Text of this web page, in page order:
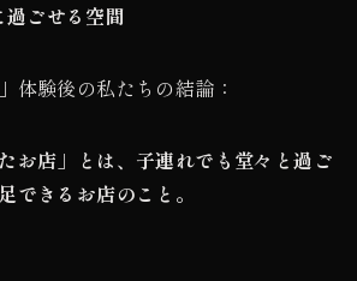
ごせる空間
体験後の私たちの結論：
お店」とは、子連れでも堂々と過ご
できるお店のこと。